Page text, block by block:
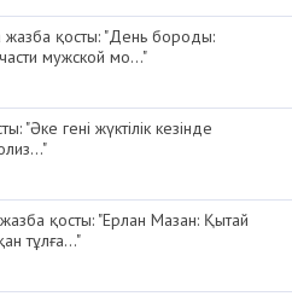
жазба қосты: "День бороды:
мужской мо..."
"Әке гені жүктілік кезінде
қосты: "Ерлан Мазан: Қытай
тұлға..."